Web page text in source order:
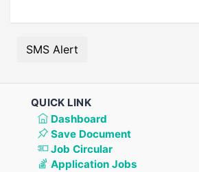
SMS Alert
QUICK LINK
Dashboard
Save Document
Job Circular
Application Jobs